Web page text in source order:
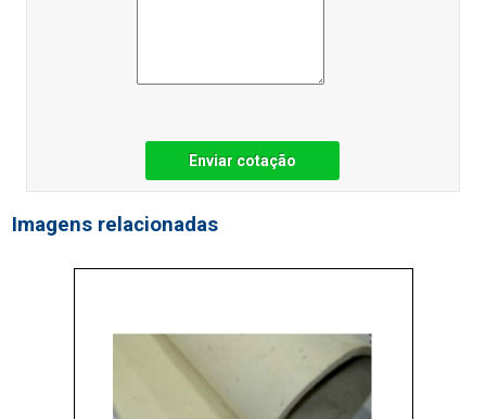
Enviar cotação
Imagens relacionadas